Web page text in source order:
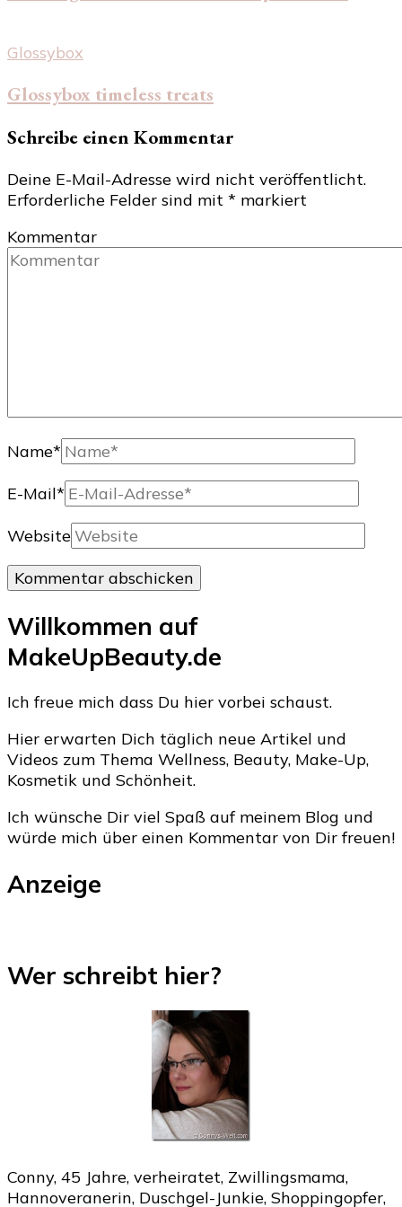
Glossybox
Glossybox timeless treats
Schreibe einen Kommentar
Deine E-Mail-Adresse wird nicht veröffentlicht.
Erforderliche Felder sind mit * markiert
Kommentar
Name*
E-Mail*
Website
Willkommen auf
MakeUpBeauty.de
Ich freue mich dass Du hier vorbei schaust.
Hier erwarten Dich täglich neue Artikel und
Videos zum Thema Wellness, Beauty, Make-Up,
Kosmetik und Schönheit.
Ich wünsche Dir viel Spaß auf meinem Blog und
würde mich über einen Kommentar von Dir freuen!
Anzeige
Wer schreibt hier?
Conny, 45 Jahre, verheiratet, Zwillingsmama,
Hannoveranerin, Duschgel-Junkie, Shoppingopfer,